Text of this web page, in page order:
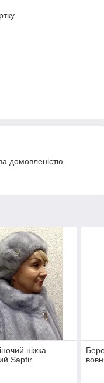
домовленістю
ніжка
Sapfir